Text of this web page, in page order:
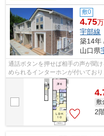
敷0
4.75
宇部線
築14年
山口県
通話ボタンを押せば相手の声が聞
められるインターホンが付いてお
立など充実した設備を備え付けてい
敷
2